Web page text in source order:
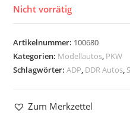
Nicht vorrätig
Artikelnummer: 100680
Kategorien: Modellautos, PKW
Schlagwörter:ADP, DDR Autos,
Zum Merkzettel